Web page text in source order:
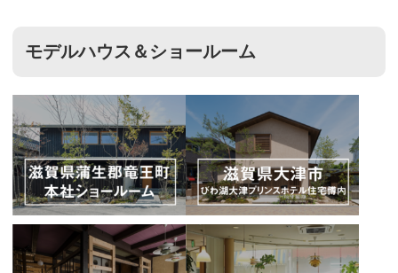
モデルハウス＆ショールーム